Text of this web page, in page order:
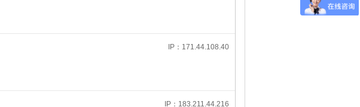
IP：171.44.108.40
IP：183.211.44.216